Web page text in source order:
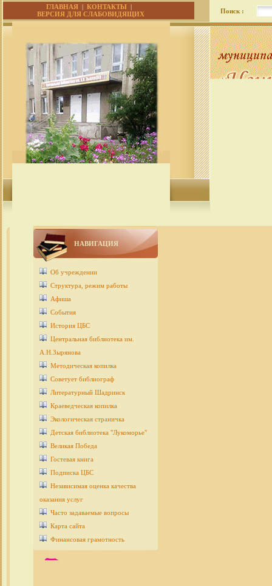
ГЛАВНАЯ |КОНТАКТЫ |
ВЕРСИЯ ДЛЯ СЛАБОВИДЯЩИХ
Поиск :
НАВИГАЦИЯ
Об учреждении
Структура, режим работы
Афиша
События
История ЦБС
Центральная библиотека им.
А.Н.Зырянова
Методическая копилка
Советует библиограф
Литературный Шадринск
Краеведческая копилка
Экологическая страничка
Детcкая библиотека "Лукоморье"
Великая Победа
Гостевая книга
Подписка ЦБС
Независимая оценка качества
оказания услуг
Часто задаваемые вопросы
Карта сайта
Финансовая грамотность